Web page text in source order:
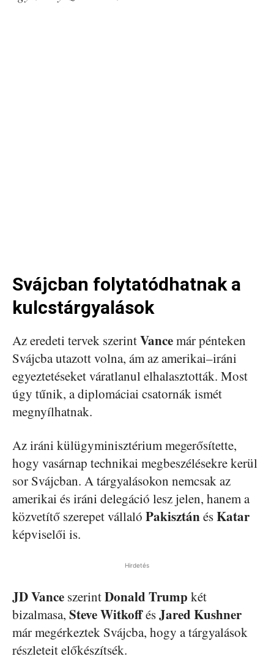
Svájcban folytatódhatnak a
kulcstárgyalások
Az eredeti tervek szerintVancemár pénteken
Svájcba utazott volna, ám az amerikai–iráni
egyeztetéseket váratlanul elhalasztották. Most
úgy tűnik, a diplomáciai csatornák ismét
megnyílhatnak.
Az iráni külügyminisztérium megerősítette,
hogy vasárnap technikai megbeszélésekre kerül
sor Svájcban. A tárgyalásokon nemcsak az
amerikai és iráni delegáció lesz jelen, hanem a
közvetítő szerepet vállaló PakisztánésKatar
képviselői is.
Hirdetés
JD Vance szerintDonald Trump két
bizalmasa, Steve WitkoffésJared Kushner
már megérkeztek Svájcba, hogy a tárgyalások
részleteit előkészítsék.